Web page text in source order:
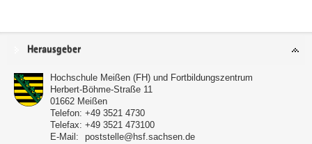
Service
Herausgeber
Hochschule Meißen (FH) und Fortbildungszentrum
Herbert-Böhme-Straße 11
01662 Meißen
Telefon: +49 3521 4730
Telefax: +49 3521 473100
E-Mail:
poststelle@hsf.sachsen.de